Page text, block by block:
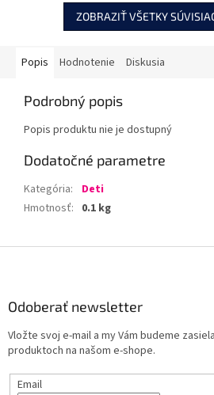
ZOBRAZIŤ VŠETKY
Popis Hodnotenie Diskusia
Podrobný popis
Popis produktu nie je dostupný
Dodatočné parametre
Kategória:
Deti
Hmotnosť: 0.1 kg
Odoberať newsletter
Vložte svoj e-mail a my Vám budeme
produktoch na našom e-shope.
Email